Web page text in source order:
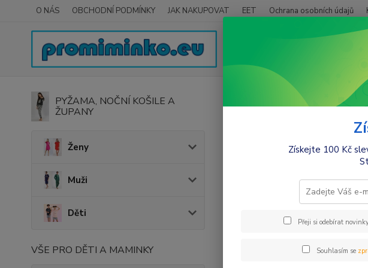
O NÁS OBCHODNÍ PODMÍNKY JAK NAKUPOVAT EET Ochrana osobních údajů
PYŽAMA, NOČNÍ KOŠILE A
ŽUPANY
Ženy
Muži
Děti
VŠE PRO DĚTI A MAMINKY
Hračky a zábava Hračky
Kufříky,
V této kategorii nebylo
Získejte 100 Kč
Přeji si odebírat
Souhlasím se